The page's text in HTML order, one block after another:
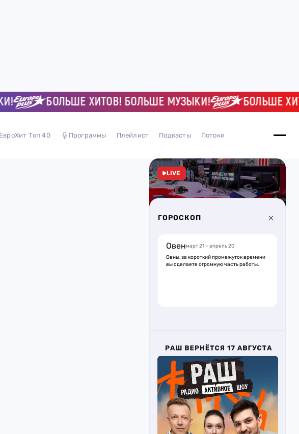
БОЛЬШЕ ХИТОВ! БОЛЬШЕ МУЗЫКИ! БОЛЬШЕ
ЕвроХит Топ 40 Программы Плейлист Подкасты Потоки
LIVE
ГОРОСКОП
Овенмарт 21 – апрель 20
Овны, за короткий промежуток времени
вы сделаете огромную часть работы.